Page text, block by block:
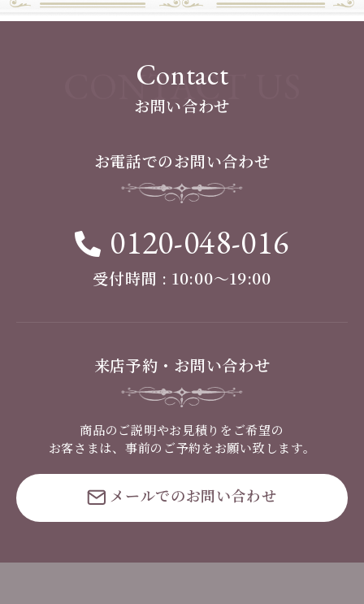
Contact
お問い合わせ
CONTACT US
お電話でのお問い合わせ
0120-048-016
受付時間 : 10:00〜19:00
来店予約・お問い合わせ
商品のご説明やお見積りをご希望の
お客さまは、事前のご予約をお願い致します。
メールでのお問い合わせ